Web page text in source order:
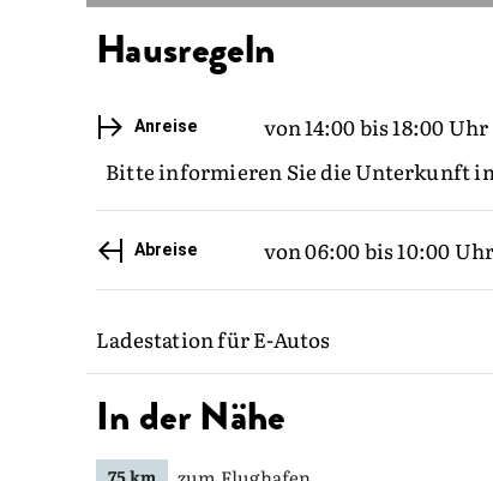
Hausregeln
Anreise
von 14:00 bis 18:00 Uhr
Bitte informieren Sie die Unterkunft
Abreise von 06:00 bis 10:00 Uhr
Ladestation für E-Autos
In der Nähe